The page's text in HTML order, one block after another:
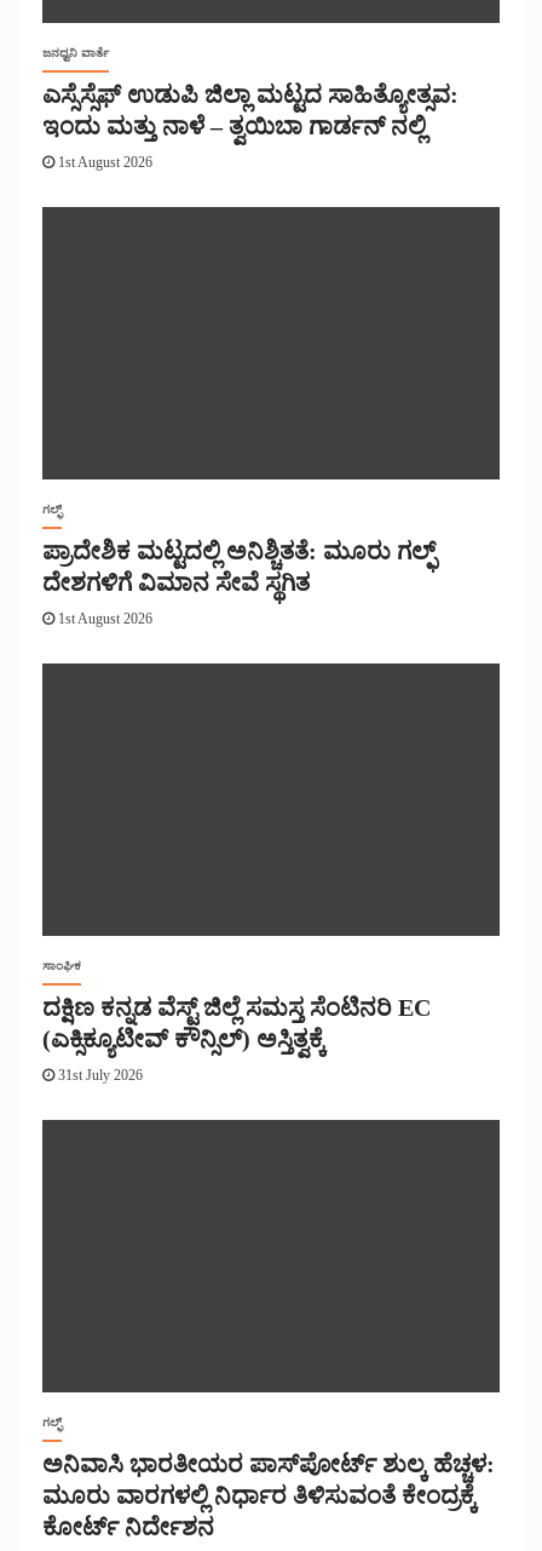
ಜನಧ್ವನಿ ವಾರ್ತೆ
ಎಸ್ಸೆಸ್ಸೆಫ್ ಉಡುಪಿ ಜಿಲ್ಲಾ ಮಟ್ಟದ ಸಾಹಿತ್ಯೋತ್ಸವ:
ಇಂದು ಮತ್ತು ನಾಳೆ – ತ್ವಯಿಬಾ ಗಾರ್ಡನ್ ನಲ್ಲಿ
1st August 2026
ಗಲ್ಫ್
ಪ್ರಾದೇಶಿಕ ಮಟ್ಟದಲ್ಲಿ ಅನಿಶ್ಚಿತತೆ: ಮೂರು ಗಲ್ಫ್
ದೇಶಗಳಿಗೆ ವಿಮಾನ ಸೇವೆ ಸ್ಥಗಿತ
1st August 2026
ಸಾಂಘಿಕ
ದಕ್ಷಿಣ ಕನ್ನಡ ವೆಸ್ಟ್ ಜಿಲ್ಲೆ ಸಮಸ್ತ ಸೆಂಟಿನರಿ EC
(ಎಕ್ಸಿಕ್ಯೂಟೀವ್ ಕೌನ್ಸಿಲ್) ಅಸ್ತಿತ್ವಕ್ಕೆ
31st July 2026
ಗಲ್ಫ್
ಅನಿವಾಸಿ ಭಾರತೀಯರ ಪಾಸ್‌ಪೋರ್ಟ್ ಶುಲ್ಕ ಹೆಚ್ಚಳ:
ಮೂರು ವಾರಗಳಲ್ಲಿ ನಿರ್ಧಾರ ತಿಳಿಸುವಂತೆ ಕೇಂದ್ರಕ್ಕೆ
ಕೋರ್ಟ್ ನಿರ್ದೇಶನ